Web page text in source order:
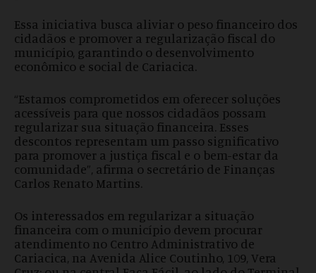
Essa iniciativa busca aliviar o peso financeiro dos
cidadãos e promover a regularização fiscal do
município, garantindo o desenvolvimento
econômico e social de Cariacica.
“Estamos comprometidos em oferecer soluções
acessíveis para que nossos cidadãos possam
regularizar sua situação financeira. Esses
descontos representam um passo significativo
para promover a justiça fiscal e o bem-estar da
comunidade”, afirma o secretário de Finanças
Carlos Renato Martins.
Os interessados em regularizar a situação
financeira com o município devem procurar
atendimento no Centro Administrativo de
Cariacica, na Avenida Alice Coutinho, 109, Vera